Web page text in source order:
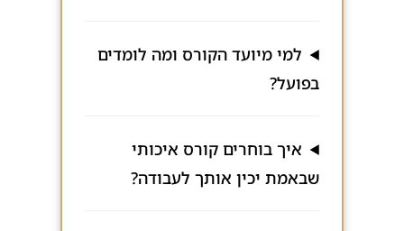
למי מיועד הקורס ומה לומדים
בפועל?
איך בוחרים קורס איכותי
שבאמת יכין אותך לעבודה?